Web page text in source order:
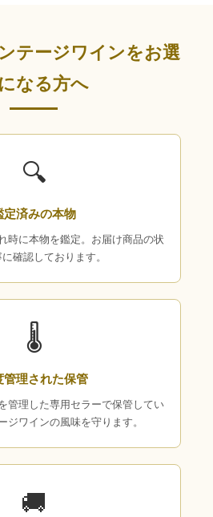
テージワインをお選
なる方へ
🔍
定済みの本物
時に本物を鑑定。お届け商品の状
確認しております。
🌡
管理された保管
管理した専用セラーで保管してい
ジワインの風味を守ります。
🚚